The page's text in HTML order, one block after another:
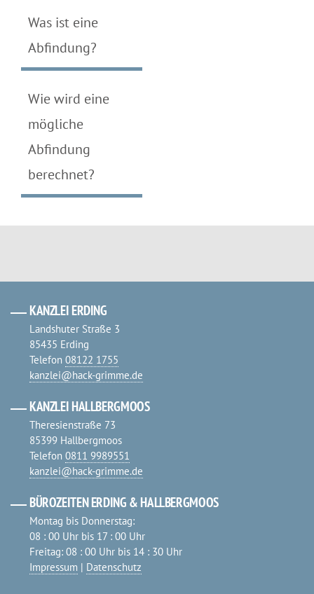
Was ist eine
Abfindung?
Wie wird eine
mögliche
Abfindung
berechnet?
KANZLEI ERDING
Landshuter Straße 3
85435 Erding
Telefon 08122 1755
kanzlei@hack-grimme.de
KANZLEI HALLBERGMOOS
Theresienstraße 73
85399 Hallbergmoos
Telefon 0811 9989551
kanzlei@hack-grimme.de
BÜROZEITEN ERDING & HALLBERGMOOS
Montag bis Donnerstag:
08 : 00 Uhr bis 17 : 00 Uhr
Freitag: 08 : 00 Uhr bis 14 : 30 Uhr
Impressum | Datenschutz